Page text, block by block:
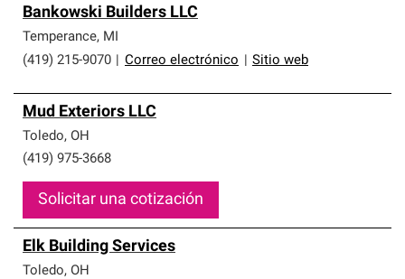
Bankowski Builders LLC
Temperance, MI
(419) 215-9070
Correo electrónico Sitio web
Mud Exteriors LLC
Toledo, OH
(419) 975-3668
Solicitar una cotización
Elk Building Services
Toledo, OH